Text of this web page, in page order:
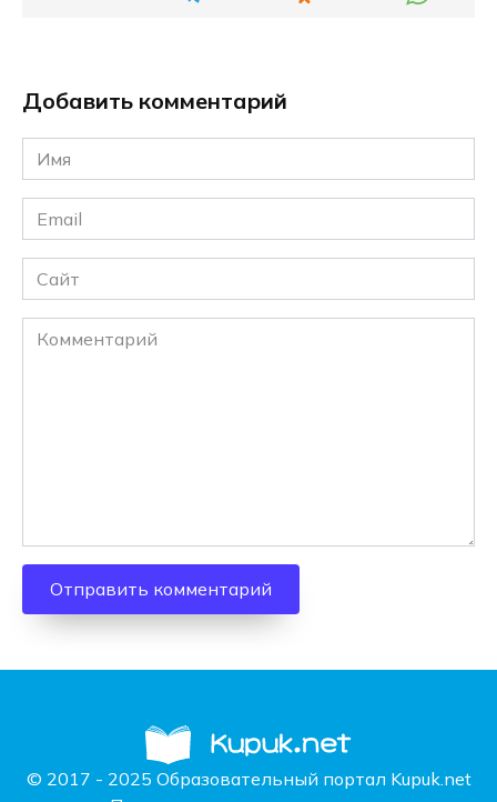
Добавить комментарий
Имя
*
Email
*
Сайт
Комментарий
© 2017 - 2025 Образовательный портал Kupuk.net